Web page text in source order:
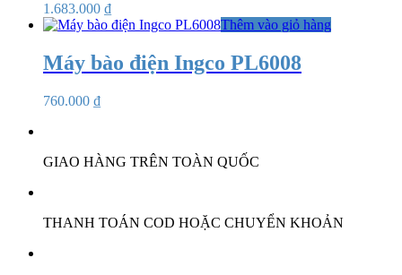
1.683.000 ₫
Thêm vào giỏ hàng
Máy bào điện Ingco PL6008
760.000 ₫
GIAO HÀNG TRÊN TOÀN QUỐC
THANH TOÁN COD HOẶC CHUYỂN KHOẢN